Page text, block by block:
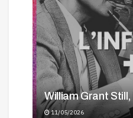
William Grant Still,
11/05/2026